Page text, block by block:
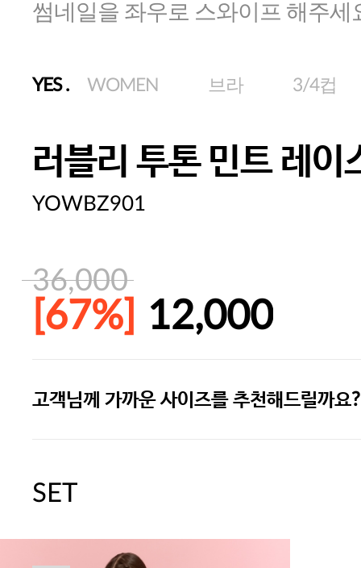
썸네일을 좌우로 스와이프 해주세
YES. WOMEN 브라 3/4컵
러블리 투톤 민트 레이
YOWBZ901
36,000
[67%] 12,000
주말특가 20%(8.7~8.9)/5만원 이
고객님께 가까운 사이즈를 추천해드릴까요?
SET